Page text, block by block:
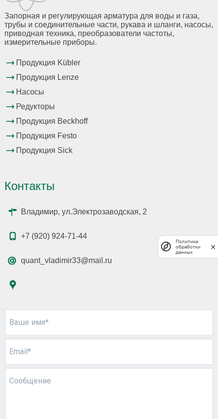
Запорная и регулирующая арматура для воды и газа,
трубы и соединительные части, рукава и шланги, насосы,
приводная техника, преобразователи частоты,
измерительные приборы.
Продукция Kübler
Продукция Lenze
Насосы
Редукторы
Продукция Beckhoff
Продукция Festo
Продукция Sick
Контакты
Владимир, ул.Электрозаводская, 2
+7 (920) 924-71-44
quant_vladimir33@mail.ru
Ваше имя*
Email*
Сообщение
Политика
обработки
данных